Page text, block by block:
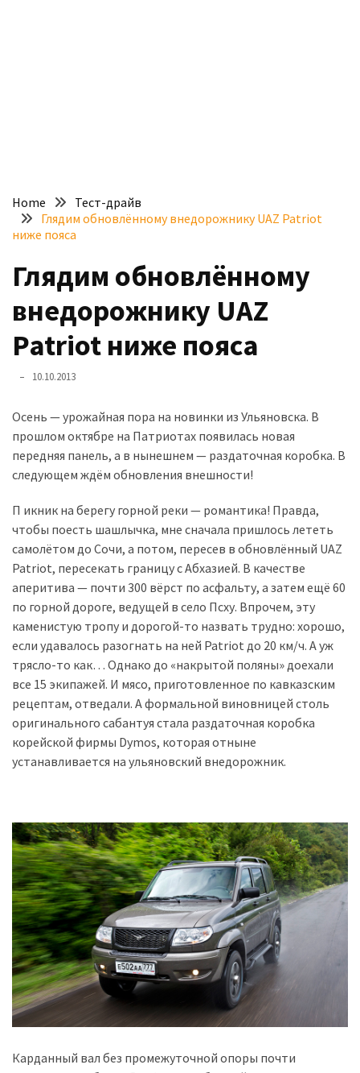
шукати
“як
злити
бензин”
Scania
найсучасніші
для
військових
Нова
Prelude:
гібридний
камбек
MOST
USED
CATEGORIES
Новинки
авто
(6 037)
Історії
спорт
(733)
Події
(521)
Автовласнику
(474)
Автозакон
Home
Тест-драйв
Глядим обновлённому внедорожнику UAZ Patriot
ниже пояса
Глядим обновлённому
внедорожнику UAZ
Patriot ниже пояса
10.10.2013
Осень — урожайная пора на новинки из Ульяновска. В
прошлом октябре на Патриотах появилась новая
передняя панель, а в нынешнем — раздаточная коробка. В
следующем ждём обновления внешности!
П икник на берегу горной реки — романтика! Правда,
чтобы поесть шашлычка, мне сначала пришлось лететь
самолётом до Сочи, а потом, пересев в обновлённый UAZ
Patriot, пересекать границу с Абхазией. В качестве
аперитива — почти 300 вёрст по асфальту, а затем ещё 60
по горной дороге, ведущей в село Псху. Впрочем, эту
каменистую тропу и дорогой-то назвать трудно: хорошо,
если удавалось разогнать на ней Patriot до 20 км/ч. А уж
трясло-то как… Однако до «накрытой поляны» доехали
все 15 экипажей. И мясо, приготовленное по кавказским
рецептам, отведали. А формальной виновницей столь
оригинального сабантуя стала раздаточная коробка
корейской фирмы Dymos, которая отныне
устанавливается на ульяновский внедорожник.
Карданный вал без промежуточной опоры почти